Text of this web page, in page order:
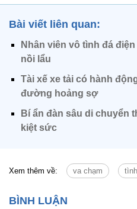
Bài viết liên quan:
Nhân viên vô tình đá
nồi lẩu
Tài xế xe tải có hành
đường hoảng sợ
Bí ẩn đàn sâu di chuyển
kiệt sức
Xem thêm về: va chạm